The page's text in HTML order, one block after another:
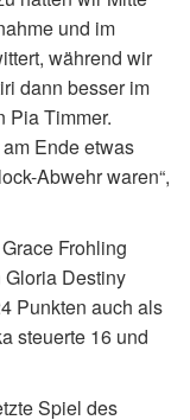
und im
während wir
dann besser im
Pia Timmer.
Ende etwas
Abwehr waren“,
Frohling
Destiny
Punkten auch als
steuerte 16 und
Spiel des